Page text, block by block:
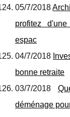
05/7/2018
profitez
espac
04/7/2018
bonne retraite
03/7/2018
déménage